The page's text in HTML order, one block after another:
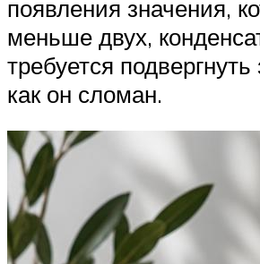
появления значения,
меньше двух,
требуется
как он сломан.